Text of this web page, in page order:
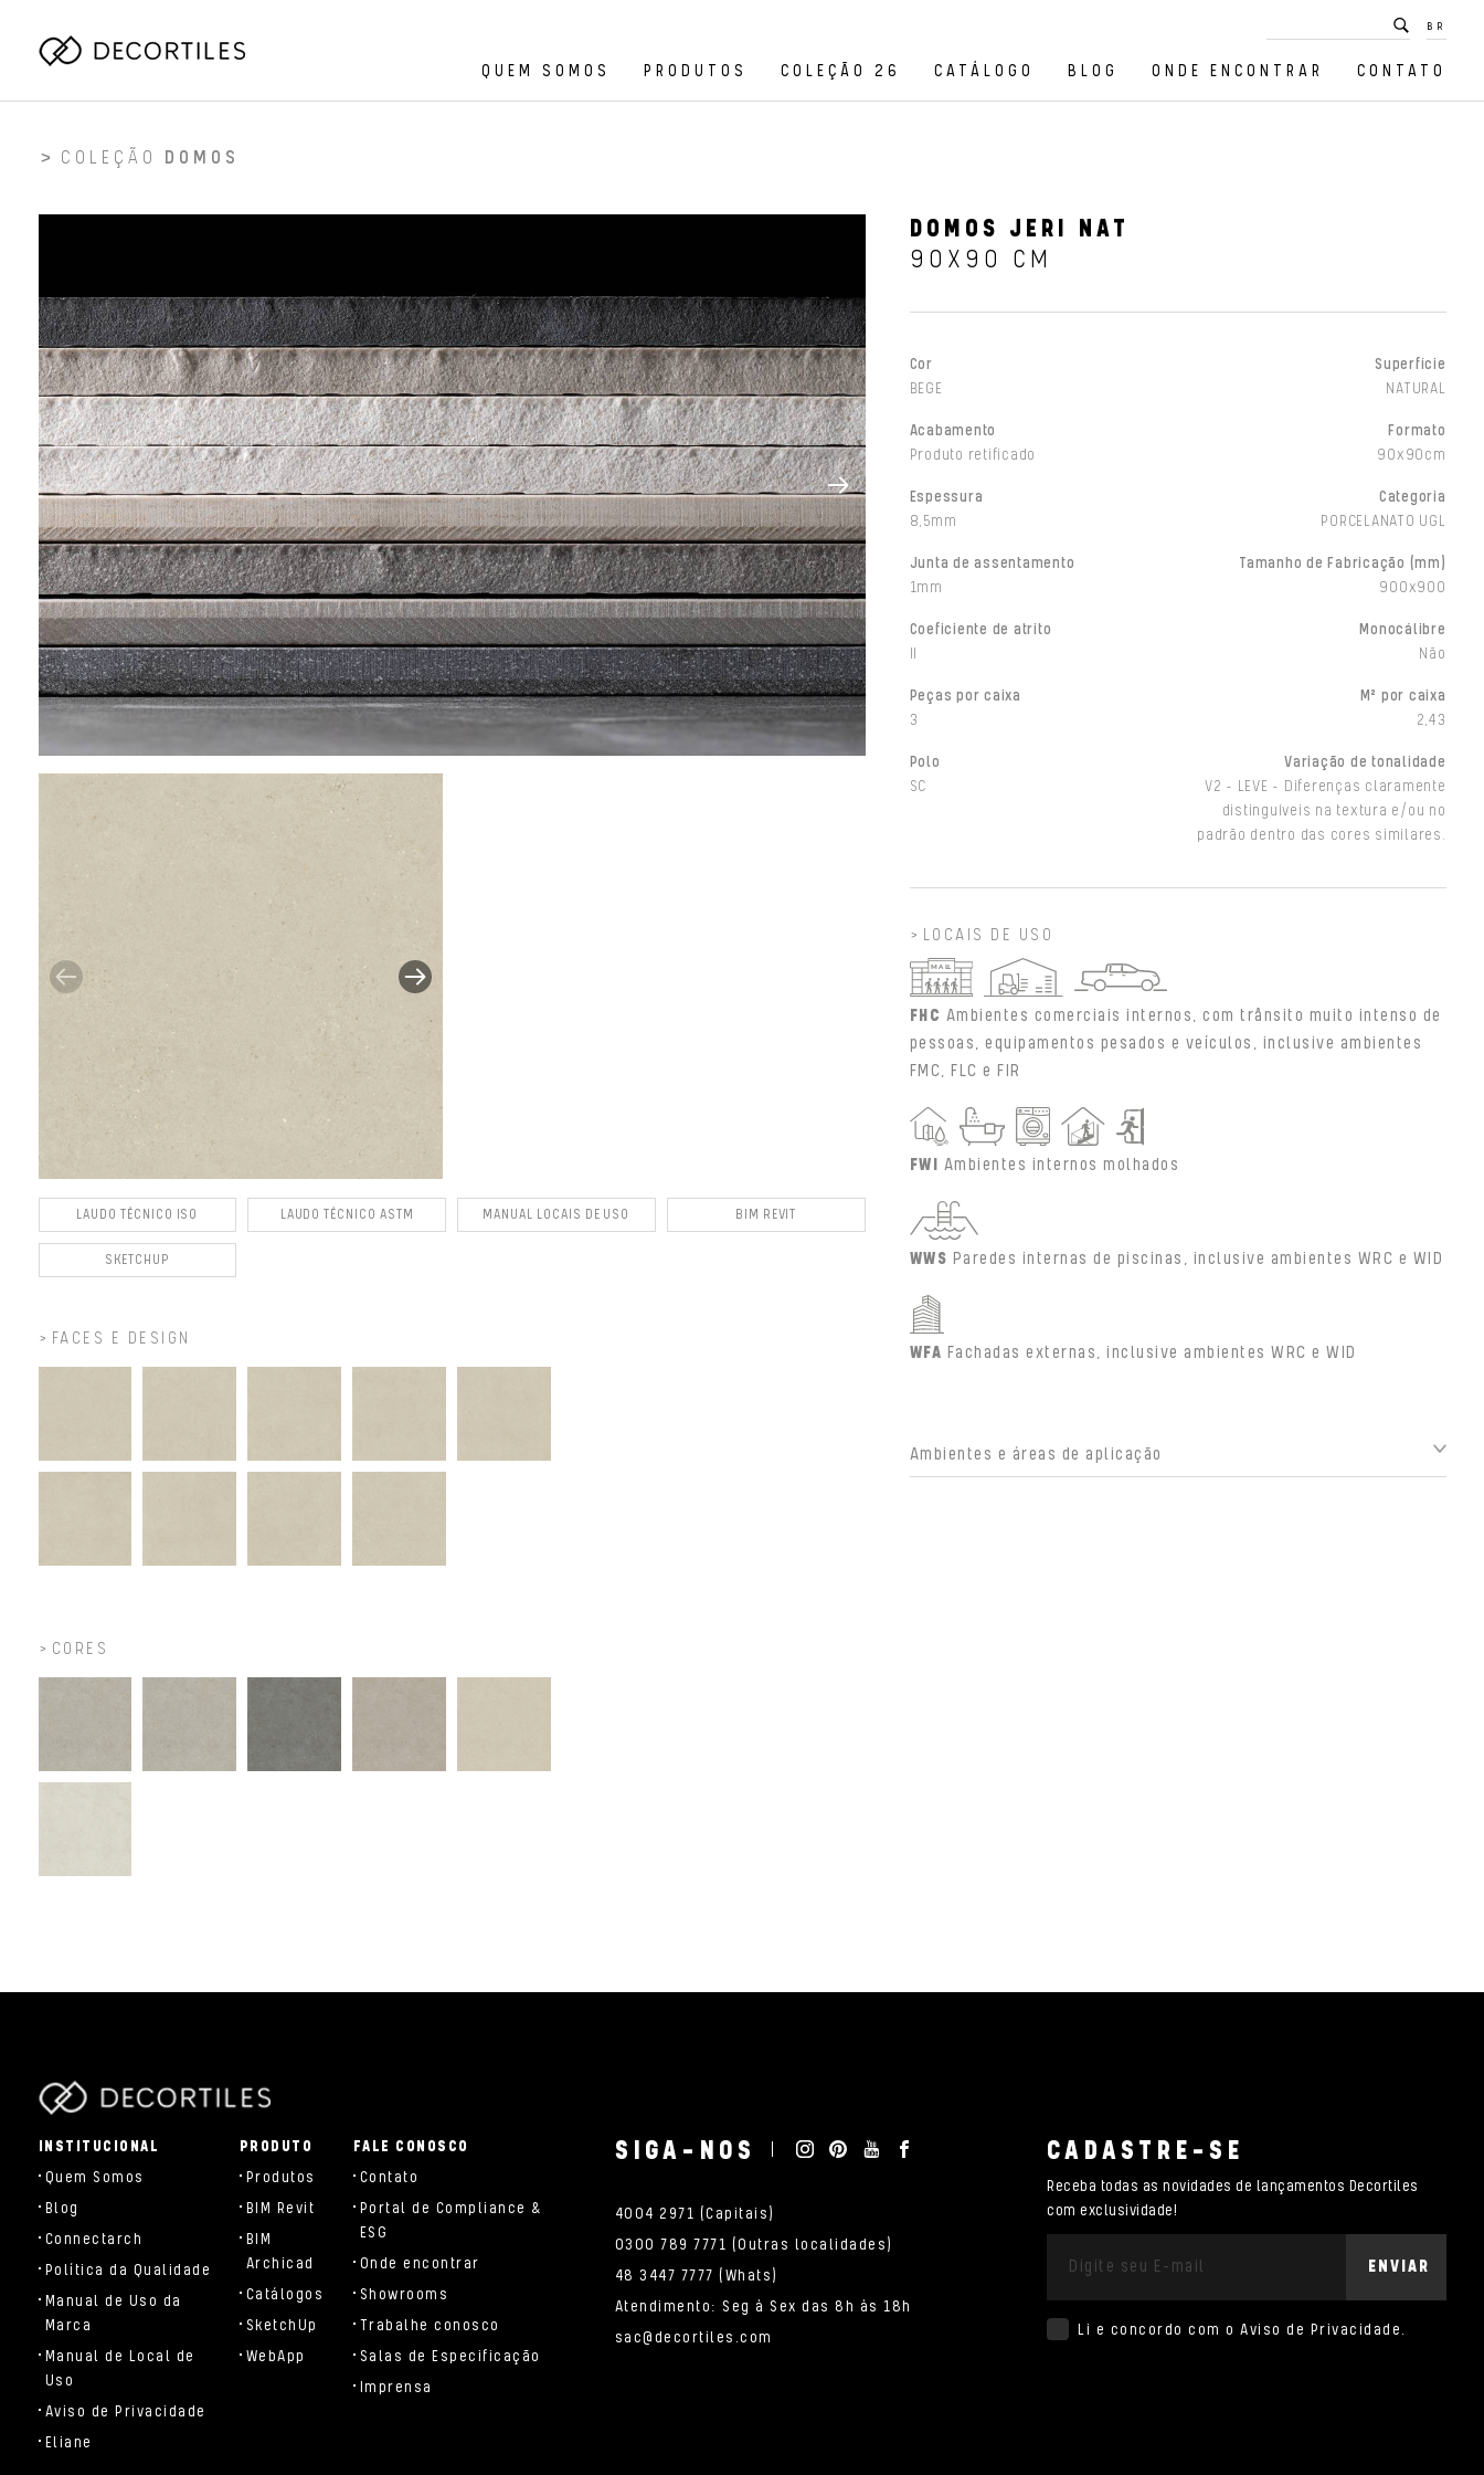
BR
QUEM SOMOS PRODUTOS COLEÇÃO 26 CATÁLOGO BLOG ONDE ENCONTRAR CONTATO
COLEÇÃO DOMOS
LAUDO TÉCNICO ISO LAUDO TÉCNICO ASTM MANUAL LOCAIS DE USO BIM REVIT
SKETCHUP
FACES E DESIGN
CORES
DOMOS JERI NAT
90X90 CM
Cor
BEGE
Superfície
NATURAL
Acabamento
Produto retificado
Formato
90x90cm
Espessura
8,5mm
Categoria
PORCELANATO UGL
Junta de assentamento
1mm
Tamanho de Fabricação (mm)
900x900
Coeficiente de atrito
Monocálibre
Não
Peças por caixa
3
M² por caixa
2,43
Polo
SC
Variação de tonalidade
V2 - LEVE - Diferenças claramente
distinguíveis na textura e/ou no
padrão dentro das cores similares.
LOCAIS DE USO
FHC Ambientes comerciais internos, com trânsito muito intenso de
pessoas, equipamentos pesados e veículos, inclusive ambientes
FMC, FLC e FIR
FWI Ambientes internos molhados
WWS Paredes internas de piscinas, inclusive ambientes WRC e WID
WFA Fachadas externas, inclusive ambientes WRC e WID
Ambientes e áreas de aplicação
INSTITUCIONAL
Quem Somos
Blog
Connectarch
Política da Qualidade
Manual de Uso da
Marca
Manual de Local de
Uso
Aviso de Privacidade
Eliane
PRODUTO
Produtos
BIM Revit
BIM
Archicad
Catálogos
SketchUp
WebApp
FALE CONOSCO
Contato
Portal de Compliance &
ESG
Onde encontrar
Showrooms
Trabalhe conosco
Salas de Especificação
Imprensa
SIGA-NOS
4004 2971 (Capitais)
0300 789 7771 (Outras localidades)
48 3447 7777 (Whats)
Atendimento: Seg à Sex das 8h às 18h
sac@decortiles.com
CADASTRE-SE
Receba todas as novidades de lançamentos Decortiles
com exclusividade!
ENVIAR
Li e concordo com o Aviso de Privacidade.